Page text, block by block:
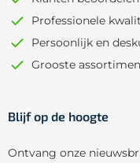
Professionele
Persoonlijk en
Grooste
Blijf op de hoogte
Ontvang onze